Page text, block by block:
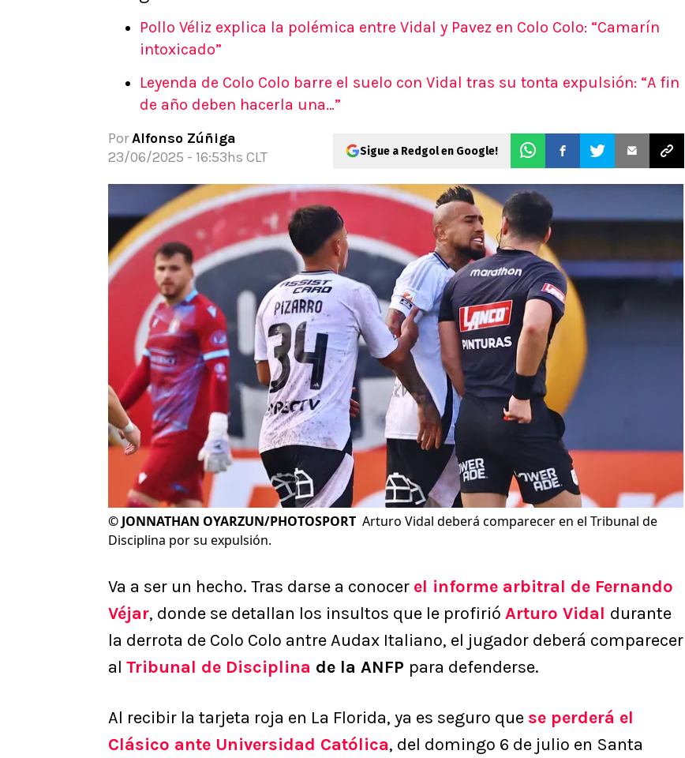
Apuestas Mundial 2026
Pollo Véliz explica la polémica entre Vidal y Pavez en Colo Colo: “Camarín
intoxicado”
Leyenda de Colo Colo barre el suelo con Vidal tras su tonta expulsión: “A fin
de año deben hacerla una…”
PorAlfonso Zúñiga
23/06/2025 - 16:53hs CLT
Sigue a Redgol en Google!
© JONNATHAN OYARZUN/PHOTOSPORT Arturo Vidal deberá comparecer en el Tribunal de
Disciplina por su expulsión.
Va a ser un hecho. Tras darse a conocer el informe arbitral de Fernando
Véjar, donde se detallan los insultos que le profirió Arturo Vidal durante
la derrota de Colo Colo antre Audax Italiano, el jugador deberá comparecer
al Tribunal de Disciplina de la ANFP para defenderse.
Al recibir la tarjeta roja en La Florida, ya es seguro que se perderá el
Clásico ante Universidad Católica, del domingo 6 de julio en Santa